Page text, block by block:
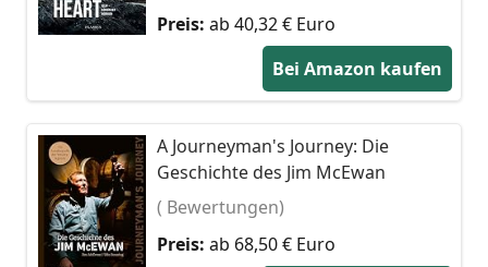
Preis: ab 40,32 € Euro
Bei Amazon kaufen
A Journeyman's Journey: Die
Geschichte des Jim McEwan
( Bewertungen)
Preis: ab 68,50 € Euro